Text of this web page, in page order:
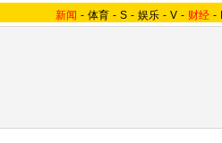
新闻 - 体育 - S - 娱乐 - V - 财经 -